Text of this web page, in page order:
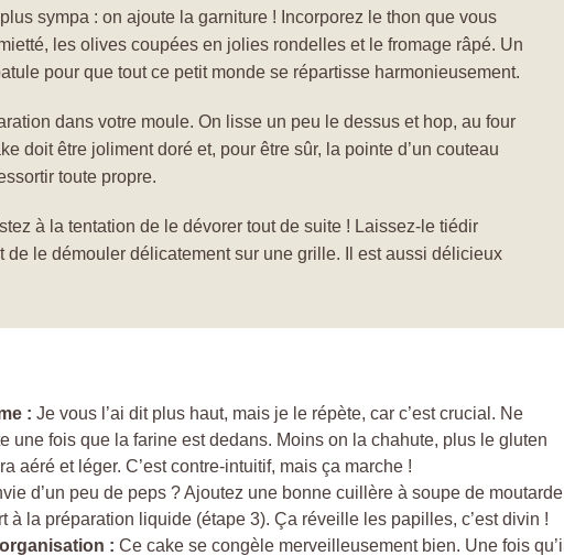
sympa : on ajoute la garniture ! Incorporez le thon que vous
les olives coupées en jolies rondelles et le fromage râpé. Un
pour que tout ce petit monde se répartisse harmonieusement.
dans votre moule. On lisse un peu le dessus et hop, au four
doit être joliment doré et, pour être sûr, la pointe d’un couteau
toute propre.
à la tentation de le dévorer tout de suite ! Laissez-le tiédir
de le démouler délicatement sur une grille. Il est aussi délicieux
: Je vous l’ai dit plus haut, mais je le répète, car c’est crucial. Ne
une fois que la farine est dedans. Moins on la chahute, plus le gluten
aéré et léger. C’est contre-intuitif, mais ça marche !
d’un peu de peps ? Ajoutez une bonne cuillère à soupe de moutarde
à la préparation liquide (étape 3). Ça réveille les papilles, c’est divin !
: Ce cake se congèle merveilleusement bien. Une fois qu’il